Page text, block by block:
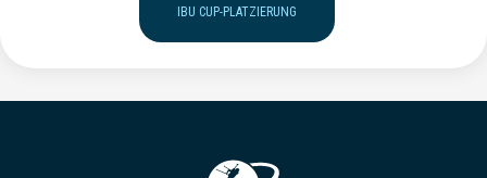
IBU CUP-PLATZIERUNG